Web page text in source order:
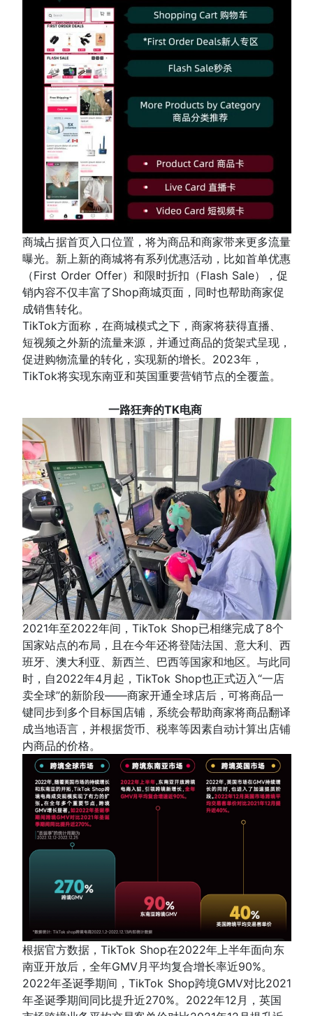
商城占据首页入口位置，将为商品和商家带来更多流量
曝光。新上新的商城将有系列优惠活动，比如首单优惠
（First Order Offer）和限时折扣（Flash Sale），促
销内容不仅丰富了Shop商城页面，同时也帮助商家促
成销售转化。
TikTok方面称，在商城模式之下，商家将获得直播、
短视频之外新的流量来源，并通过商品的货架式呈现，
促进购物流量的转化，实现新的增长。2023年，
TikTok将实现东南亚和英国重要营销节点的全覆盖。
一路狂奔的TK电商
2021年至2022年间，TikTok Shop已相继完成了8个
国家站点的布局，且在今年还将登陆法国、意大利、西
班牙、澳大利亚、新西兰、巴西等国家和地区。与此同
时，自2022年4月起，TikTok Shop也正式迈入“一店
卖全球”的新阶段——商家开通全球店后，可将商品一
键同步到多个目标国店铺，系统会帮助商家将商品翻译
成当地语言，并根据货币、税率等因素自动计算出店铺
内商品的价格。
根据官方数据，TikTok Shop在2022年上半年面向东
南亚开放后，全年GMV月平均复合增长率近90%。
2022年圣诞季期间，TikTok Shop跨境GMV对比2021
年圣诞季期间同比提升近270%。2022年12月，英国